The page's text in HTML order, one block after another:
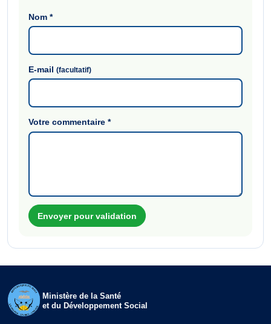
Nom*
E-mail(facultatif)
Votre commentaire*
Envoyer pour validation
Ministère de la Santé
et du Développement Social